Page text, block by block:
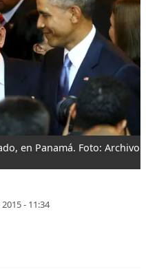
en Panamá. Foto: Archivo
- 11:34